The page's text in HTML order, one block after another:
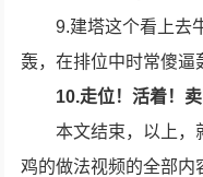
9.建塔这个看上去
轰，在排位中时常傻逼
10.走位！活着！卖
本文结束，以上，
鸡的做法视频的全部内